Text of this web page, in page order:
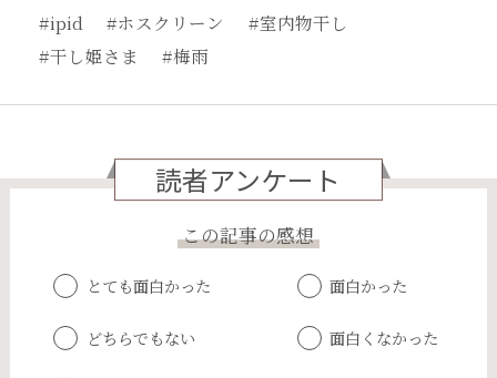
#ipid
#ホスクリーン
#室内物干し
#干し姫さま
#梅雨
読者アンケート
この記事の感想
とても面白かった 面白かった
どちらでもない 面白くなかった